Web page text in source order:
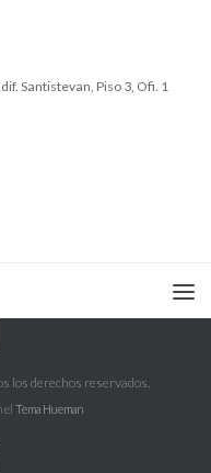
Santistevan, Piso 3, Ofi. 1
los derechos reservados.
el Tema Hueman